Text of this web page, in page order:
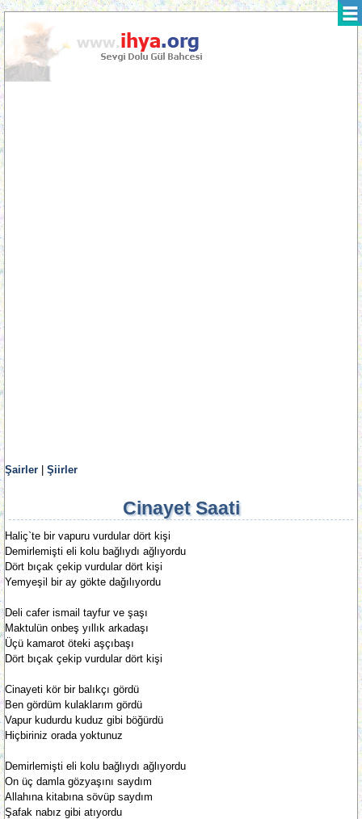
Şairler Şiirler
Cinayet Saati
Haliç`te bir vapuru vurdular dört kişi
Demirlemişti eli kolu bağlıydı ağlıyordu
Dört bıçak çekip vurdular dört kişi
Yemyeşil bir ay gökte dağılıyordu
Deli cafer ismail tayfur ve şaşı
Maktulün onbeş yıllık arkadaşı
Üçü kamarot öteki aşçıbaşı
Dört bıçak çekip vurdular dört kişi
Cinayeti kör bir balıkçı gördü
Ben gördüm kulaklarım gördü
Vapur kudurdu kuduz gibi böğürdü
Hiçbiriniz orada yoktunuz
Demirlemişti eli kolu bağlıydı ağlıyordu
On üç damla gözyaşını saydım
Allahına kitabına sövüp saydım
Şafak nabız gibi atıyordu